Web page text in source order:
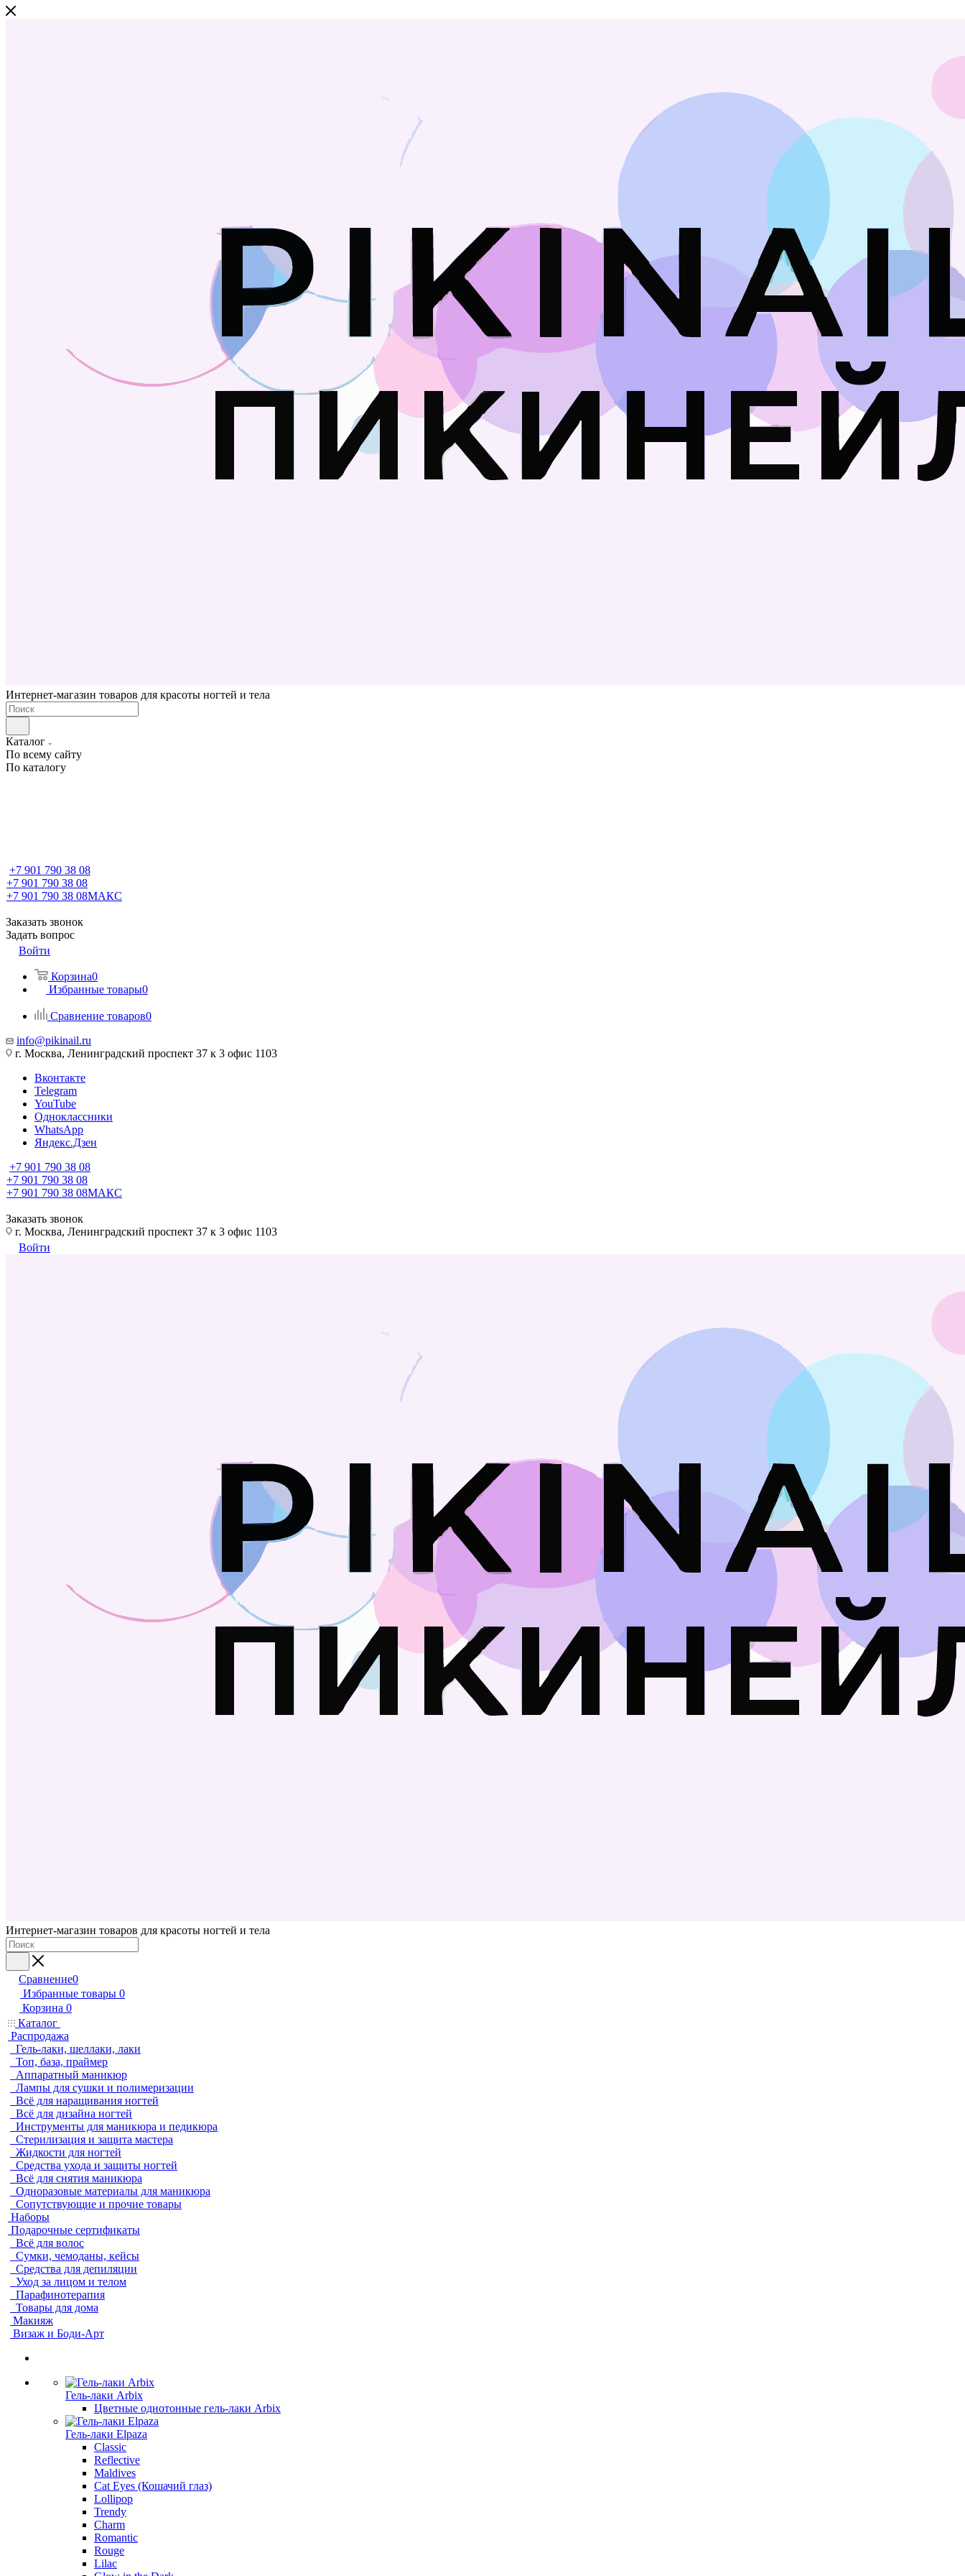
Интернет-магазин товаров для красоты ногтей и тела
Каталог
По всему сайту
По каталогу
+7 901 790 38 08
+7 901 790 38 08
+7 901 790 38 08МАКС
Заказать звонок
Задать вопрос
Войти
Корзина0
Избранные товары0
Сравнение товаров0
info@pikinail.ru
г. Москва, Ленинградский проспект 37 к 3 офис 1103
Вконтакте
Telegram
YouTube
Одноклассники
WhatsApp
Яндекс.Дзен
+7 901 790 38 08
+7 901 790 38 08
+7 901 790 38 08МАКС
Заказать звонок
г. Москва, Ленинградский проспект 37 к 3 офис 1103
Войти
Интернет-магазин товаров для красоты ногтей и тела
Сравнение0
Избранные товары 0
Корзина 0
Каталог
Распродажа
Гель-лаки, шеллаки, лаки
Топ, база, праймер
Аппаратный маникюр
Лампы для сушки и полимеризации
Всё для наращивания ногтей
Всё для дизайна ногтей
Инструменты для маникюра и педикюра
Стерилизация и защита мастера
Жидкости для ногтей
Средства ухода и защиты ногтей
Всё для снятия маникюра
Одноразовые материалы для маникюра
Сопутствующие и прочие товары
Наборы
Подарочные сертификаты
Всё для волос
Сумки, чемоданы, кейсы
Средства для депиляции
Уход за лицом и телом
Парафинотерапия
Товары для дома
Макияж
Визаж и Боди-Арт
Гель-лаки Arbix
Цветные однотонные гель-лаки Arbix
Гель-лаки Elpaza
Classic
Reflective
Maldives
Cat Eyes (Кошачий глаз)
Lollipop
Trendy
Charm
Romantic
Rouge
Lilac